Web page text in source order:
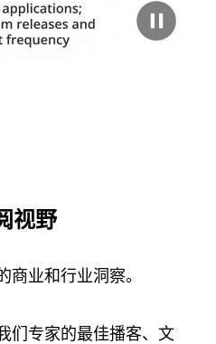
视野
商业和行业洞察。
们专家的最佳播客、文